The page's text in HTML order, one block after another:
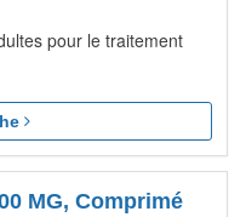
pour le traitement
MG, Comprimé